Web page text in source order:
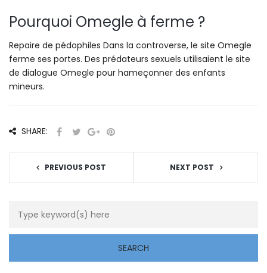
Pourquoi Omegle à ferme ?
Repaire de pédophiles Dans la controverse, le site Omegle
ferme ses portes. Des prédateurs sexuels utilisaient le site
de dialogue Omegle pour hameçonner des enfants
mineurs.
SHARE:
PREVIOUS POST NEXT POST